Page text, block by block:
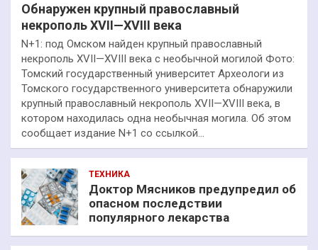
Обнаружен крупный православный
некрополь XVII—XVIII века
N+1: под Омском найден крупный православный
некрополь XVII—XVIII века с необычной могилой Фото:
Томский государственный университет Археологи из
Томского государственного университета обнаружили
крупный православный некрополь XVII—XVIII века, в
котором находилась одна необычная могила. Об этом
сообщает издание N+1 со ссылкой…
ТЕХНИКА
Доктор Мясников предупредил об
опасном последствии
популярного лекарства